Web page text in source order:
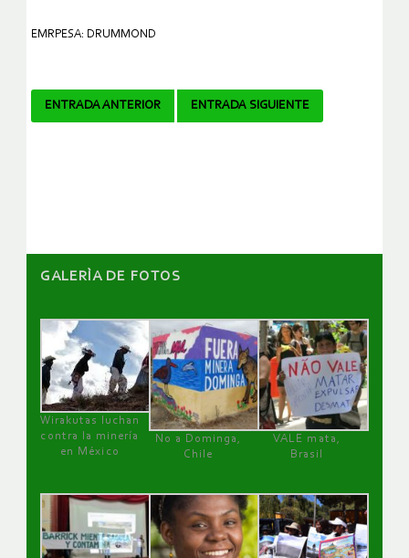
EMRPESA: DRUMMOND
Navegador
ENTRADA ANTERIOR ENTRADA SIGUIENTE
GALERÌA DE FOTOS
Wirakutas luchan
contra la minería
en México
No a Dominga,
Chile
VALE mata,
Brasil